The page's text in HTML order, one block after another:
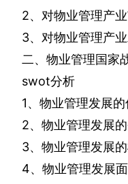
2、对物业管理产
3、对物业管理产
二、物业管理国家
swot分析
1、物业管理发展
2、物业管理发展
3、物业管理发展
4、物业管理发展